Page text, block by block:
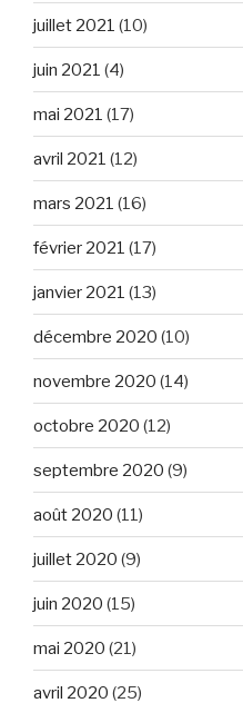
juillet 2021 (10)
juin 2021 (4)
mai 2021 (17)
avril 2021 (12)
mars 2021 (16)
février 2021 (17)
janvier 2021 (13)
décembre 2020 (10)
novembre 2020 (14)
octobre 2020 (12)
septembre 2020 (9)
août 2020 (11)
juillet 2020 (9)
juin 2020 (15)
mai 2020 (21)
avril 2020 (25)